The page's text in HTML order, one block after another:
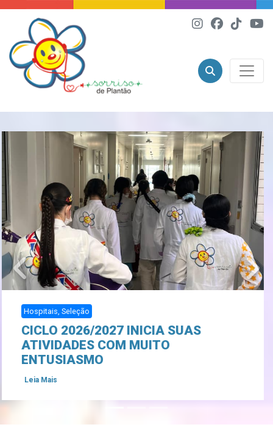
Externo, Produções Acadêmicas, Sorriso de Plantão
SORRISO DE PLANTÃO É DESTAQUE
EM ENCONTRO INTERNACIONAL DE
HUMANIZAÇÃO HOSPITALAR NA
SUÍÇA